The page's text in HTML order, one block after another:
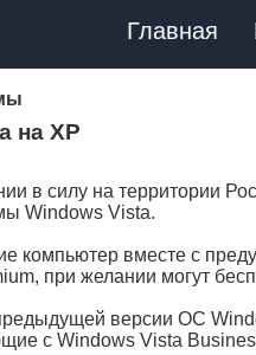
Главная
на XP
в силу на территории
Windows Vista.
компьютер вместе с
при желании могут
версии ОС
с Windows Vista